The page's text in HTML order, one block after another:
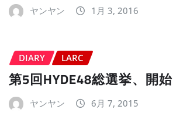
ヤンヤン 1月 3, 2016
DIARY LARC
第5回HYDE48総選挙、開始
ヤンヤン 6月 7, 2015